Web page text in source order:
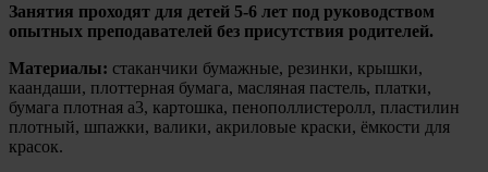
Занятия проходят для детей 5-6 лет под руководством
опытных преподавателей без присутствия родителей.
Материалы: стаканчики бумажные, резинки, крышки,
каандаши, плоттерная бумага, масляная пастель, платки,
бумага плотная а3, картошка, пенополлистеролл, пластилин
плотный, шпажки, валики, акриловые краски, ёмкости для
красок.